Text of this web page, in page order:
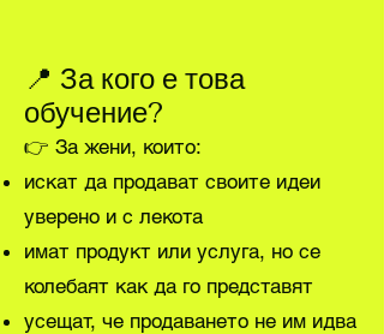
📍 За кого е това
обучение?
👉 За жени, които:
искат да продават своите идеи
уверено и с лекота
имат продукт или услуга, но се
колебаят как да го представят
усещат, че продаването не им идва